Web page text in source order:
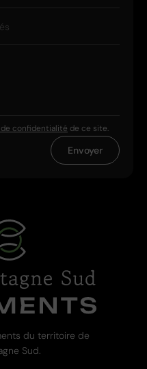
confidentialité de ce site.
Envoyer
du territoire de
Sud.